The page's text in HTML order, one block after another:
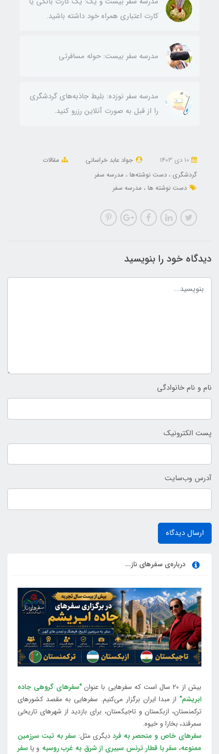
کارت اعتباری همراه خود داشته باشید.
مدرسه سفر بیست: حوله مسافرتی
مدرسه سفر نوزده: بلیط‌ جاذبه‌های گردشگری
را از قبل به صورت آنلاین رزرو کنید.
جواد عابد خراسانی
مقالات
گردشگری دست نوشته‌ها
مدرسه سفر
دست نوشته ها
مدرسه سفر
دیدگاه خود را بنویسید
نام و نام خانوادگی
پست الکترونیک
آدرس وب‌سایت
ارسال دیدگاه
درباره‌ی سفرهای ناز...
بیش از 20 سال است که سفرهایی با عنوان
"سفرهای گروهی جاده
ابریشم" از مبدا ایران برگزار می‌کنیم. سفرهایی به مقصد کشورهای
ترکمنستان، ازبکستان و تاجیکستان، برای بازدید از شهرهای تاریخی
سمرقند، بخارا و خیوه.
سفرهای خاص و منحصر به فرددیگری مثل:سفر به تبت سرزمین
ممنوعه، سفر با قطار ترنس سیبری از شرق به غرب روسیه و یا سفر